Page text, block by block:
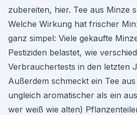
zubereiten, hier. Tee aus Minze
Welche Wirkung hat frischer
ganz simpel: Viele gekaufte
Pestiziden belastet, wie
Verbrauchertests in den letzten
Außerdem schmeckt ein Tee
ungleich aromatischer als ein
wer weiß wie alten)